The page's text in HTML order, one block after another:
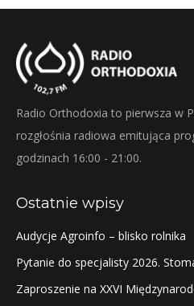
Radio Orthodoxia to pierwsza w
rozgłośnia radiowa emitująca
godzinach 16:00 - 21:00.
Ostatnie wpisy
Audycje Agroinfo – blisko rolnika
Pytanie do specjalisty 2026.
Zaproszenie na XXVI